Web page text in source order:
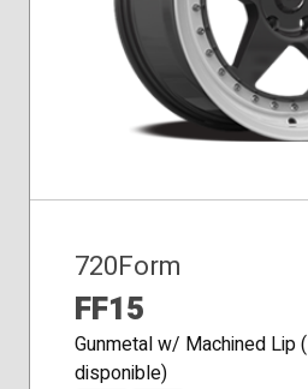
720Form
FF15
Gunmetal w/ Machined Lip
disponible)